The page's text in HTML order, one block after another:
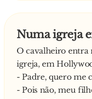
Numa igreja
O cavalheiro entra
igreja, em
- Padre, quero me
- Pois não, meu